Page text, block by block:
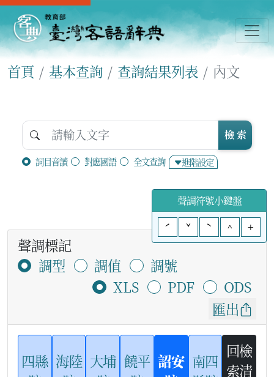
首頁 基本查詢 查詢結果列表 內文
詞目音讀 對應國語 全文查詢 進階設定
檢 索
聲調符號小鍵盤
ˊ
ˇ ˋ ^ +
聲調標記
調型
調值
調號
XLS
PDF
ODS
匯出
四縣 海陸 大埔 饒平 詔安 南四
回檢
索清